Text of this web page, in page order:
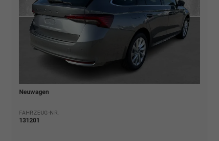
Neuwagen
FAHRZEUG-NR.
131201